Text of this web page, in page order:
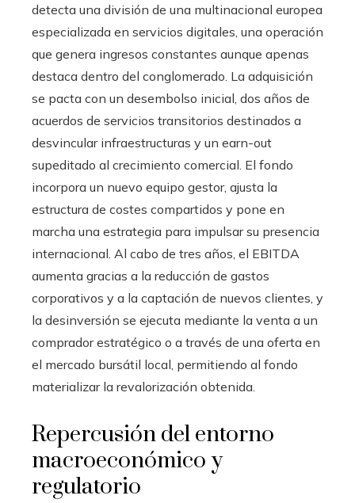
detecta una división de una multinacional europea
especializada en servicios digitales, una operación
que genera ingresos constantes aunque apenas
destaca dentro del conglomerado. La adquisición
se pacta con un desembolso inicial, dos años de
acuerdos de servicios transitorios destinados a
desvincular infraestructuras y un earn-out
supeditado al crecimiento comercial. El fondo
incorpora un nuevo equipo gestor, ajusta la
estructura de costes compartidos y pone en
marcha una estrategia para impulsar su presencia
internacional. Al cabo de tres años, el EBITDA
aumenta gracias a la reducción de gastos
corporativos y a la captación de nuevos clientes, y
la desinversión se ejecuta mediante la venta a un
comprador estratégico o a través de una oferta en
el mercado bursátil local, permitiendo al fondo
materializar la revalorización obtenida.
Repercusión del entorno
macroeconómico y
regulatorio